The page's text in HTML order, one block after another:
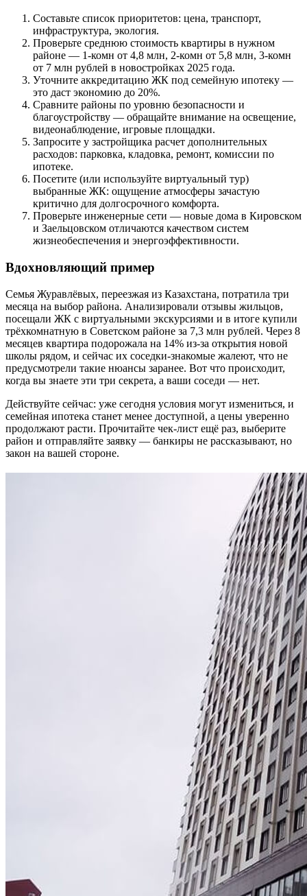
Составьте список приоритетов: цена, транспорт,
инфраструктура, экология.
Проверьте среднюю стоимость квартиры в нужном
районе — 1-комн от 4,8 млн, 2-комн от 5,8 млн, 3-комн
от 7 млн рублей в новостройках 2025 года.
Уточните аккредитацию ЖК под семейную ипотеку —
это даст экономию до 20%.
Сравните районы по уровню безопасности и
благоустройству — обращайте внимание на освещение,
видеонаблюдение, игровые площадки.
Запросите у застройщика расчет дополнительных
расходов: парковка, кладовка, ремонт, комиссии по
ипотеке.
Посетите (или используйте виртуальный тур)
выбранные ЖК: ощущение атмосферы зачастую
критично для долгосрочного комфорта.
Проверьте инженерные сети — новые дома в Кировском
и Заельцовском отличаются качеством систем
жизнеобеспечения и энергоэффективности.
Вдохновляющий пример
Семья Журавлёвых, переезжая из Казахстана, потратила три
месяца на выбор района. Анализировали отзывы жильцов,
посещали ЖК с виртуальными экскурсиями и в итоге купили
трёхкомнатную в Советском районе за 7,3 млн рублей. Через 8
месяцев квартира подорожала на 14% из-за открытия новой
школы рядом, и сейчас их соседки-знакомые жалеют, что не
предусмотрели такие нюансы заранее. Вот что происходит,
когда вы знаете эти три секрета, а ваши соседи — нет.
Действуйте сейчас: уже сегодня условия могут измениться, и
семейная ипотека станет менее доступной, а цены уверенно
продолжают расти. Прочитайте чек-лист ещё раз, выберите
район и отправляйте заявку — банкиры не рассказывают, но
закон на вашей стороне.